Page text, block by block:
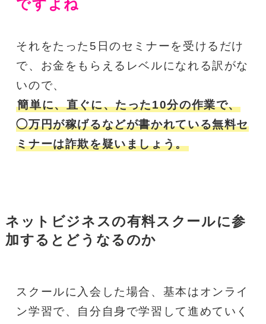
ですよね
それをたった5日のセミナーを受けるだけ
で、お金をもらえるレベルになれる訳がな
いので、
簡単に、直ぐに、たった10分の作業で、
◯万円が稼げるなどが書かれている無料セ
ミナーは詐欺を疑いましょう。
ネットビジネスの有料スクールに参
加するとどうなるのか
スクールに入会した場合、基本はオンライ
ン学習で、自分自身で学習して進めていく